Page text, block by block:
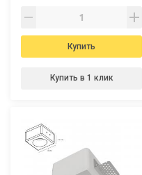
Купить
Купить в 1 клик